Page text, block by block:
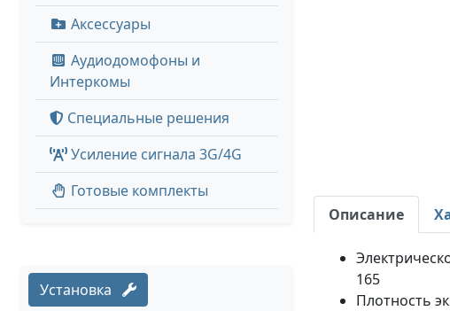
Аксессуары
Аудиодомофоны и
Интеркомы
Специальные решения
Усиление сигнала 3G/4G
Готовые комплекты
Установка
Описание
165
Плотность